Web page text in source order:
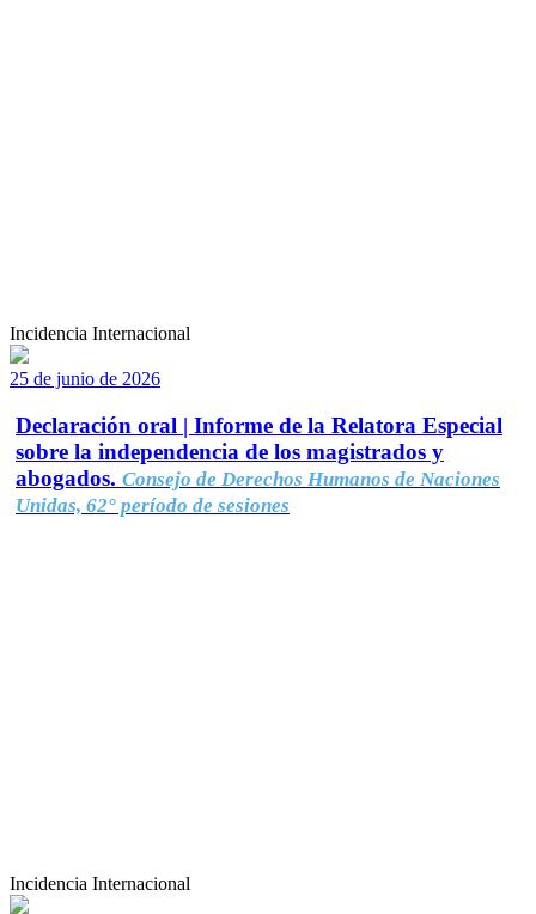
Incidencia Internacional
25 de junio de 2026
Declaración oral | Informe de la Relatora Especial
sobre la independencia de los magistrados y
abogados. Consejo de Derechos Humanos de Naciones
Unidas, 62° período de sesiones
Incidencia Internacional